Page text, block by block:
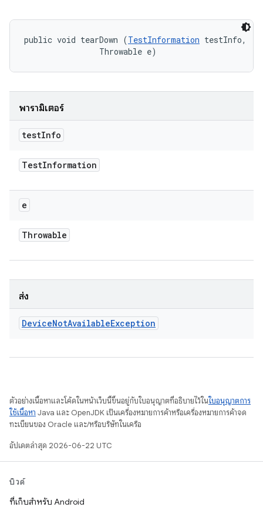
public void tearDown (TestInformation testInfo,
                Throwable e)
พารามิเตอร์
testInfo
TestInformation
e
Throwable
ส่ง
DeviceNotAvailableException
ตัวอย่างเนื้อหาและโค้ดในหน้าเว็บนี้ขึ้นอยู่กับใบอนุญาตที่อธิบายไว้ในใบอนุญาตการ
ใช้เนื้อหา Java และ OpenJDK เป็นเครื่องหมายการค้าหรือเครื่องหมายการค้าจด
ทะเบียนของ Oracle และ/หรือบริษัทในเครือ
อัปเดตล่าสุด 2026-06-22 UTC
บิวด์
ที่เก็บสำหรับ Android